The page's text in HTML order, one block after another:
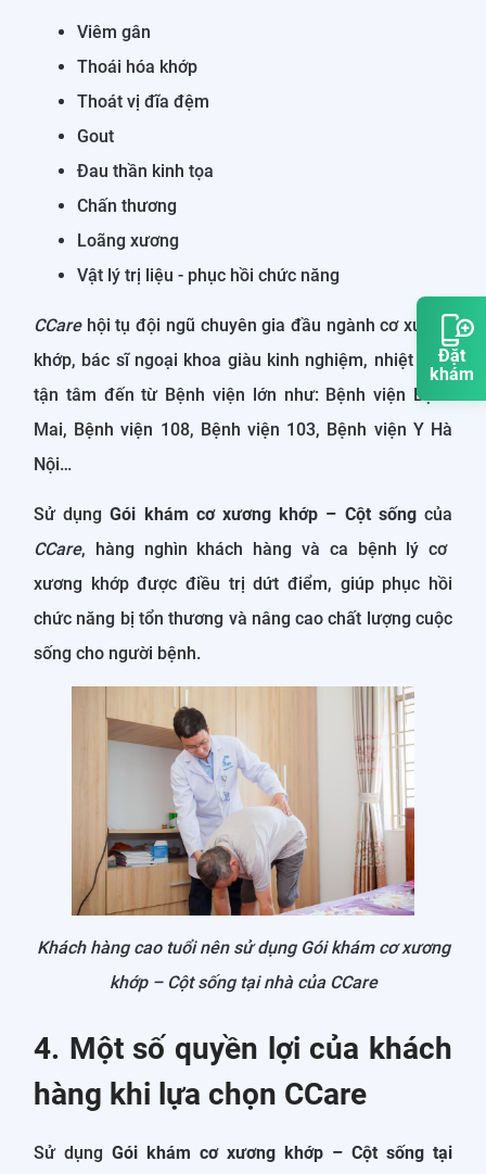
Đặt
khám
Viêm gân
Thoái hóa khớp
Thoát vị đĩa đệm
Gout
Đau thần kinh tọa
Chấn thương
Loãng xương
Vật lý trị liệu - phục hồi chức năng
CCare hội tụ đội ngũ chuyên gia đầu ngành cơ xương
khớp, bác sĩ ngoại khoa giàu kinh nghiệm, nhiệt tình,
tận tâm đến từ Bệnh viện lớn như: Bệnh viện Bạch
Mai, Bệnh viện 108, Bệnh viện 103, Bệnh viện Y Hà
Nội…
Sử dụngGói khám cơ xương khớp – Cột sốngcủa
CCare, hàng nghìn khách hàng và ca bệnh lý cơ
xương khớp được điều trị dứt điểm, giúp phục hồi
chức năng bị tổn thương và nâng cao chất lượng cuộc
sống cho người bệnh.
Khách hàng cao tuổi nên sử dụng Gói khám cơ xương
khớp – Cột sống tại nhà của CCare
4. Một số quyền lợi của khách
hàng khi lựa chọn CCare
Sử dụng Gói khám cơ xương khớp – Cột sống tại